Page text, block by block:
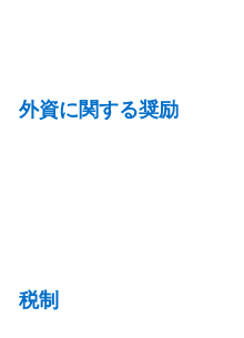
外資に関する奨励
税制